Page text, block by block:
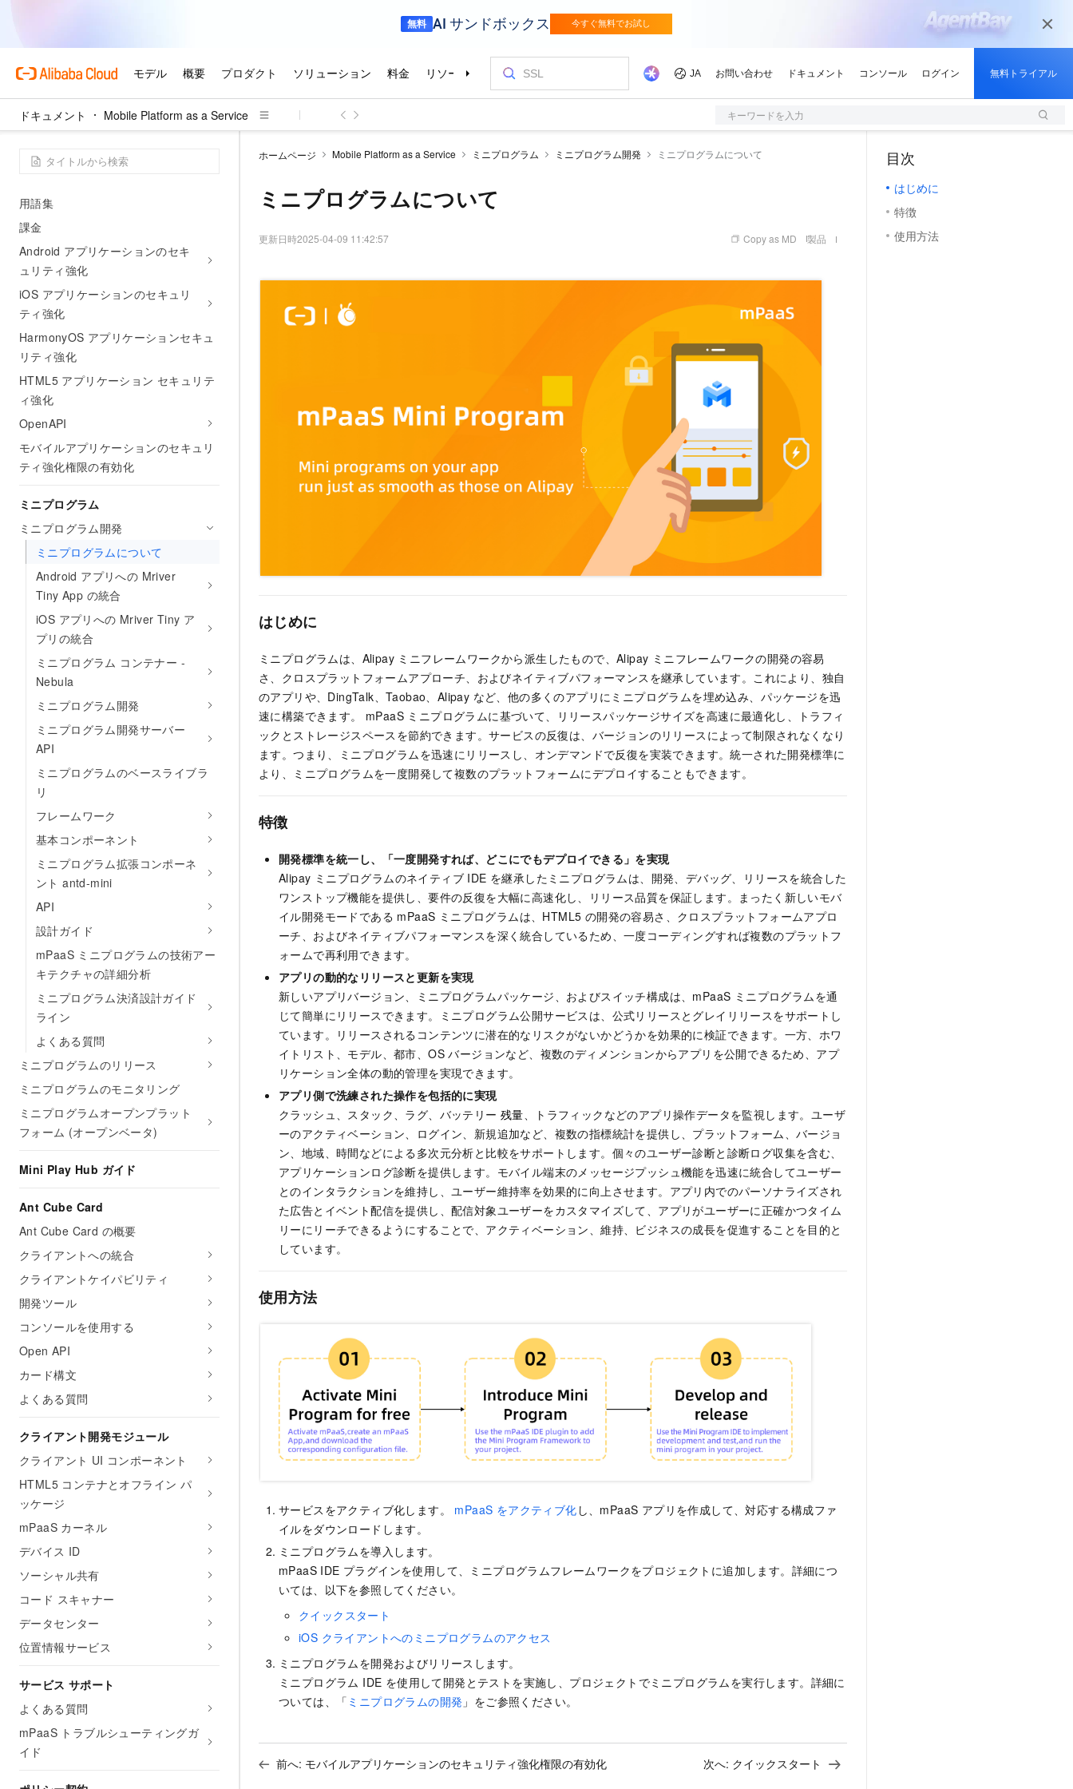
ドキュメント Mobile Platform as a Service キーワードを入力
メッセージ プッシュ サービス
モバイル コンテンツ配信プラット
モバイル セキュリティ アーマー
製品に関するお知らせ
用語集
課金
Android アプリケーションのセキ
ュリティ強化
iOS アプリケーションのセキュリ
ティ強化
HarmonyOS アプリケーションセキュ
リティ強化
HTML5 アプリケーション セキュリテ
ィ強化
OpenAPI
モバイルアプリケーションのセキュリ
ティ強化権限の有効化
ミニプログラム
ミニプログラム開発
ミニプログラムについて
Android アプリへの Mriver
Tiny App の統合
iOS アプリへの Mriver Tiny ア
プリの統合
ミニプログラム コンテナー -
Nebula
ミニプログラム開発
ミニプログラム開発サーバー
API
ミニプログラムのベースライブラ
リ
フレームワーク
基本コンポーネント
ミニプログラム拡張コンポーネ
ント antd-mini
API
設計ガイド
mPaaS ミニプログラムの技術アー
キテクチャの詳細分析
ミニプログラム決済設計ガイド
ライン
よくある質問
ミニプログラムのリリース
ミニプログラムのモニタリング
ミニプログラムオープンプラット
フォーム (オープンベータ)
Mini Play Hub ガイド
Ant Cube Card
Ant Cube Card の概要
クライアントへの統合
クライアントケイパビリティ
開発ツール
コンソールを使用する
Open API
カード構文
よくある質問
クライアント開発モジュール
クライアント UI コンポーネント
HTML5 コンテナとオフライン パ
ッケージ
mPaaS カーネル
デバイス ID
ソーシャル共有
コード スキャナー
データセンター
位置情報サービス
サービス サポート
よくある質問
mPaaS トラブルシューティングガ
イド
ホームページ Mobile Platform as a Service ミニプログラム ミニプログラム開発 ミニプログラムについて
ミニプログラムについて
更新日時2025-04-09 11:42:57 Copy as MD 製品
はじめに
ミニプログラムは、Alipay ミニフレームワークから派生したもので、Alipay ミニフレームワークの開発の容易
さ、クロスプラットフォームアプローチ、およびネイティブパフォーマンスを継承しています。これにより、独自
のアプリや、DingTalk、Taobao、Alipay など、他の多くのアプリにミニプログラムを埋め込み、パッケージを迅
速に構築できます。 mPaaS ミニプログラムに基づいて、リリースパッケージサイズを高速に最適化し、トラフィ
ックとストレージスペースを節約できます。サービスの反復は、バージョンのリリースによって制限されなくなり
ます。つまり、ミニプログラムを迅速にリリースし、オンデマンドで反復を実装できます。統一された開発標準に
より、ミニプログラムを一度開発して複数のプラットフォームにデプロイすることもできます。
特徴
開発標準を統一し、「一度開発すれば、どこにでもデプロイできる」を実現
Alipay ミニプログラムのネイティブ IDE を継承したミニプログラムは、開発、デバッグ、リリースを統合した
ワンストップ機能を提供し、要件の反復を大幅に高速化し、リリース品質を保証します。まったく新しいモバ
イル開発モードである mPaaS ミニプログラムは、HTML5 の開発の容易さ、クロスプラットフォームアプロ
ーチ、およびネイティブパフォーマンスを深く統合しているため、一度コーディングすれば複数のプラットフ
ォームで再利用できます。
アプリの動的なリリースと更新を実現
新しいアプリバージョン、ミニプログラムパッケージ、およびスイッチ構成は、mPaaS ミニプログラムを通
じて簡単にリリースできます。ミニプログラム公開サービスは、公式リリースとグレイリリースをサポートし
ています。リリースされるコンテンツに潜在的なリスクがないかどうかを効果的に検証できます。一方、ホワ
イトリスト、モデル、都市、OS バージョンなど、複数のディメンションからアプリを公開できるため、アプ
リケーション全体の動的管理を実現できます。
アプリ側で洗練された操作を包括的に実現
クラッシュ、スタック、ラグ、バッテリー 残量、トラフィックなどのアプリ操作データを監視します。ユーザ
ーのアクティベーション、ログイン、新規追加など、複数の指標統計を提供し、プラットフォーム、バージョ
ン、地域、時間などによる多次元分析と比較をサポートします。個々のユーザー診断と診断ログ収集を含む、
アプリケーションログ診断を提供します。モバイル端末のメッセージプッシュ機能を迅速に統合してユーザー
とのインタラクションを維持し、ユーザー維持率を効果的に向上させます。アプリ内でのパーソナライズされ
た広告とイベント配信を提供し、配信対象ユーザーをカスタマイズして、アプリがユーザーに正確かつタイム
リーにリーチできるようにすることで、アクティベーション、維持、ビジネスの成長を促進することを目的と
しています。
使用方法
サービスをアクティブ化します。 mPaaS をアクティブ化 し、mPaaS アプリを作成して、対応する構成ファ
イルをダウンロードします。
ミニプログラムを導入します。
mPaaS IDE プラグインを使用して、ミニプログラムフレームワークをプロジェクトに追加します。詳細につ
いては、以下を参照してください。
クイックスタート
iOS クライアントへのミニプログラムのアクセス
ミニプログラムを開発およびリリースします。
ミニプログラム IDE を使用して開発とテストを実施し、プロジェクトでミニプログラムを実行します。詳細に
ついては、「 ミニプログラムの開発 」をご参照ください。
前へ: モバイルアプリケーションのセキュリティ強化権限の有効化 次へ: クイックスタート
目次
はじめに
特徴
使用方法